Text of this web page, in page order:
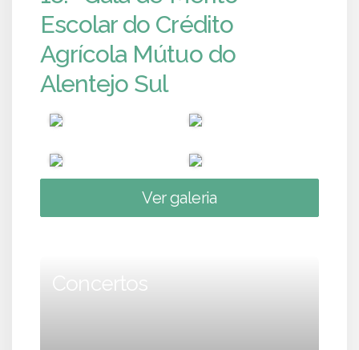
Escolar do Crédito
Agrícola Mútuo do
Alentejo Sul
Ver galeria
Concertos